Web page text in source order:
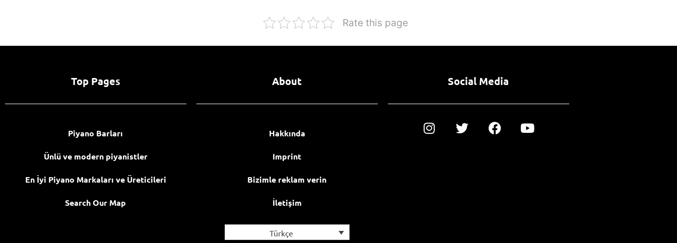
Rate this page
Top Pages
Piyano Barları
Ünlü ve modern piyanistler
En İyi Piyano Markaları ve Üreticileri
Search Our Map
About
Hakkında
Imprint
Bizimle reklam verin
İletişim
Türkçe
Social Media